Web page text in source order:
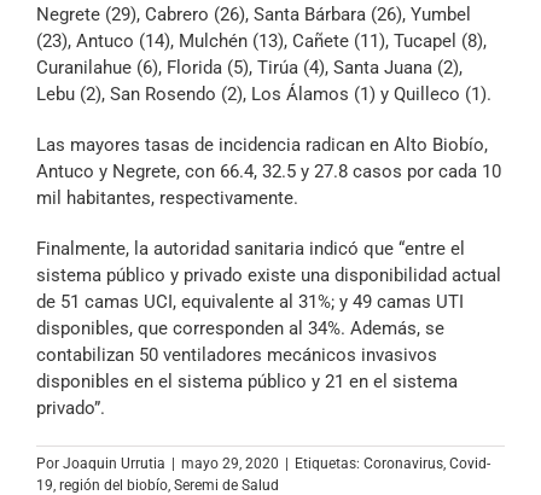
Negrete (29), Cabrero (26), Santa Bárbara (26), Yumbel
(23), Antuco (14), Mulchén (13), Cañete (11), Tucapel (8),
Curanilahue (6), Florida (5), Tirúa (4), Santa Juana (2),
Lebu (2), San Rosendo (2), Los Álamos (1) y Quilleco (1).
Las mayores tasas de incidencia radican en Alto Biobío,
Antuco y Negrete, con 66.4, 32.5 y 27.8 casos por cada 10
mil habitantes, respectivamente.
Finalmente, la autoridad sanitaria indicó que “entre el
sistema público y privado existe una disponibilidad actual
de 51 camas UCI, equivalente al 31%; y 49 camas UTI
disponibles, que corresponden al 34%. Además, se
contabilizan 50 ventiladores mecánicos invasivos
disponibles en el sistema público y 21 en el sistema
privado”.
Por Joaquin Urrutia mayo 29, 2020 Etiquetas: Coronavirus, Covid-
19, región del biobío, Seremi de Salud